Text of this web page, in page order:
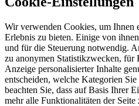
Wir verwenden Cookies, um Ihnen
Erlebnis zu bieten. Einige von
und für die Steuerung notwendig.
zu anonymen Statistikzwecken,
Anzeige personalisierter Inhalte
entscheiden, welche Kategorien
beachten Sie, dass auf Basis Ihrer
mehr alle Funktionalitäten der Seite